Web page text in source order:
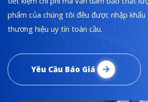
phẩm của chúng tôi đều được nhập
thương hiệu uy tín toàn cầu.
Yêu Cầu Báo Giá